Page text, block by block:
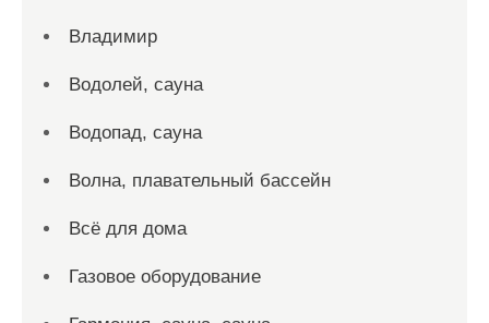
Владимир
Водолей, сауна
Водопад, сауна
Волна, плавательный бассейн
Всё для дома
Газовое оборудование